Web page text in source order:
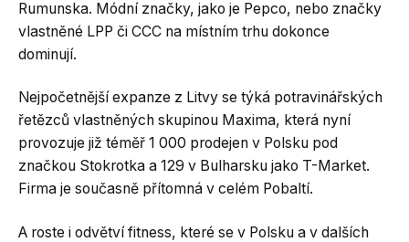
Rumunska. Módní značky, jako je Pepco, nebo značky
vlastněné LPP či CCC na místním trhu dokonce
dominují.
Nejpočetnější expanze z Litvy se týká potravinářských
řetězců vlastněných skupinou Maxima, která nyní
provozuje již téměř 1 000 prodejen v Polsku pod
značkou Stokrotka a 129 v Bulharsku jako T-Market.
Firma je současně přítomná v celém Pobaltí.
A roste i odvětví fitness, které se v Polsku a v dalších